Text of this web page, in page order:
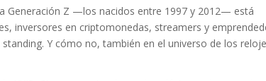
Generación Z —los nacidos entre 1997 y 2012— está
inversores en criptomonedas, streamers y
Y cómo no, también en el universo de los